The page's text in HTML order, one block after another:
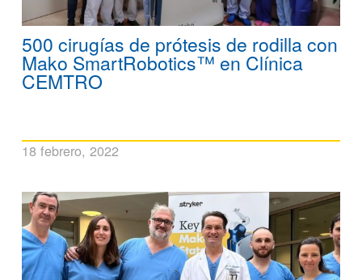
500 cirugías de prótesis de rodilla con
Mako SmartRobotics™ en Clínica
CEMTRO
18 febrero, 2022